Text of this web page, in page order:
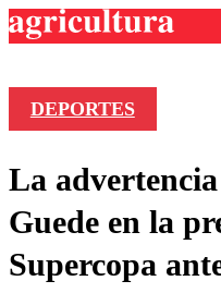
Deportes
Colo Colo
DEPORTES
La
Guede en la
Supercopa